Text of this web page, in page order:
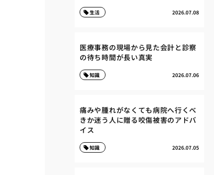
2026.07.08
生活
医療事務の現場から見た会計と診察
の待ち時間が長い真実
2026.07.06
知識
痛みや腫れがなくても病院へ行くべ
きか迷う人に贈る咬傷被害のアドバ
イス
2026.07.05
知識